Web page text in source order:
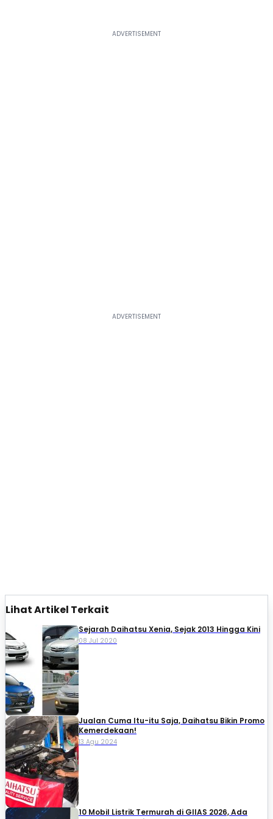
Lihat Artikel Terkait
Sejarah Daihatsu Xenia, Sejak 2013 Hingga Kini
08 Jul 2020
Jualan Cuma Itu-itu Saja, Daihatsu Bikin Promo
Kemerdekaan!
13 Agu 2024
10 Mobil Listrik Termurah di GIIAS 2026, Ada